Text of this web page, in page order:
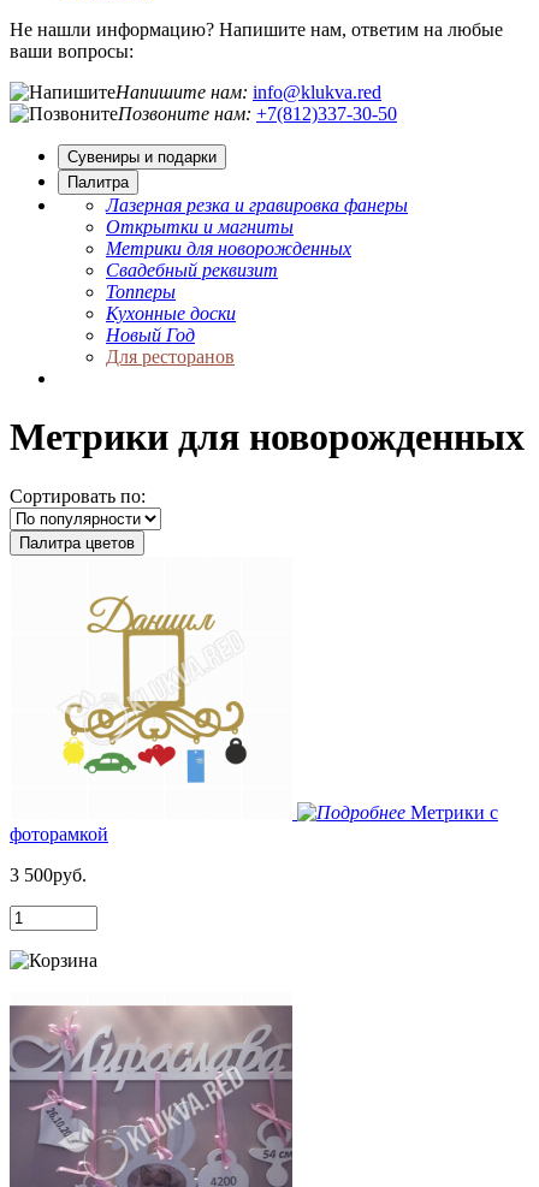
Не нашли информацию? Напишите нам, ответим на любые
ваши вопросы:
Напишите нам: info@klukva.red
Позвоните нам: +7(812)337‑30-50
Сувениры и подарки
Палитра
Лазерная резка и гравировка фанеры
Открытки и магниты
Метрики для новорожденных
Свадебный реквизит
Топперы
Кухонные доски
Новый Год
Для ресторанов
Метрики для новорожденных
Сортировать по:
Палитра цветов
Метрики с
фоторамкой
3 500руб.